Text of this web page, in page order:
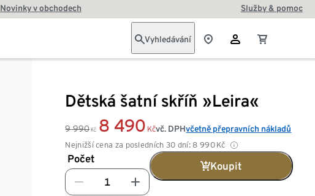
Novinky v obchodech Služby & pomoc
Vyhledávání
Dětská šatní skříň »Leira«
9 990 Kč 8 490 Kč
Nejnižší cena za posledních 30 dní: 8 990 Kč
vč. DPHvčetně přepravních nákladů
Počet
Koupit